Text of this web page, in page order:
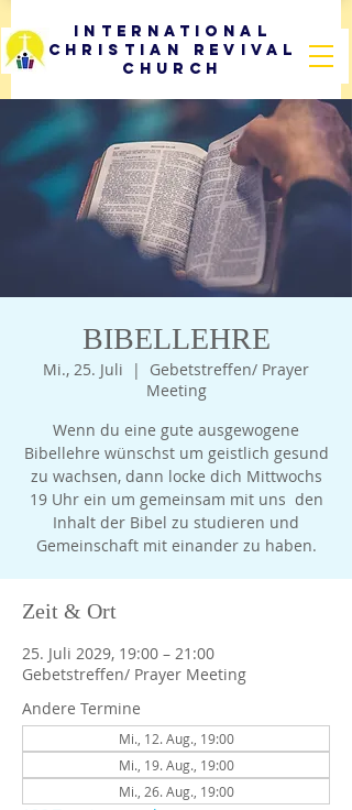
International
Christian Revival
Church
BIBELLEHRE
Mi., 25. Juli
  |
Gebetstreffen/ Prayer
Meeting
Wenn du eine gute ausgewogene
Bibellehre wünschst um geistlich gesund
zu wachsen, dann locke dich Mittwochs
19 Uhr ein um gemeinsam mit uns den
Inhalt der Bibel zu studieren und
Gemeinschaft mit einander zu haben.
Zeit & Ort
25. Juli 2029, 19:00 – 21:00
Gebetstreffen/ Prayer Meeting
Andere Termine
Mi., 12. Aug., 19:00
Mi., 19. Aug., 19:00
Mi., 26. Aug., 19:00